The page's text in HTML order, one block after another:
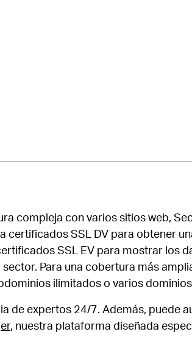
compleja con varios sitios web,
certificados SSL DV para obtener
SSL EV para mostrar los
Para una cobertura más
ilimitados o varios
de expertos 24/7. Además, puede
, nuestra plataforma diseñada